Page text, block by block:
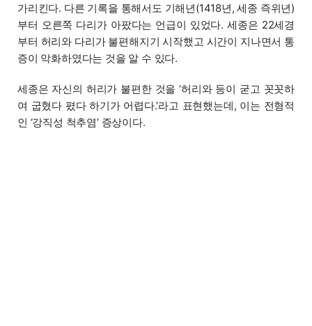
가리킨다. 다른 기록을 통해서도 기해년(1418년, 세종 즉위년)
부터 오른쪽 다리가 아팠다는 언급이 있었다. 세종은 22세경
부터 허리와 다리가 불편해지기 시작했고 시간이 지나면서 통
증이 악화하였다는 것을 알 수 있다.
세종은 자신의 허리가 불편한 것을 ‘허리와 등이 굳고 꼿꼿하
여 굽혔다 폈다 하기가 어렵다.’라고 표현했는데, 이는 전형적
인 ‘강직성 척추염’ 증상이다.